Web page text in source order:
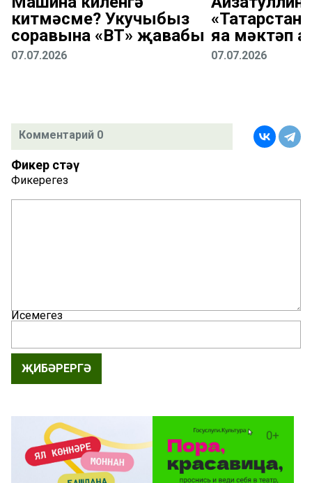
китмәсме? Укучыбыз
соравына «ВТ» җавабы
07.07.2026
яңа мәктәп
07.07.2026
Комментарий 0
Фикер өстәү
Фикерегез
Исемегез
ҖИБӘРЕРГӘ